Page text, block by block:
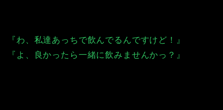
『わ、私達あっちで飲んでるんですけど！』
『よ、良かったら一緒に飲みませんかっ？』